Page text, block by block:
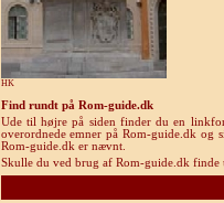
HK
Find rundt på Rom-guide.dk
Ude til højre på siden finder du en
overordnede emner på Rom-guide.dk
Rom-guide.dk er nævnt.
Skulle du ved brug af Rom-guide.dk